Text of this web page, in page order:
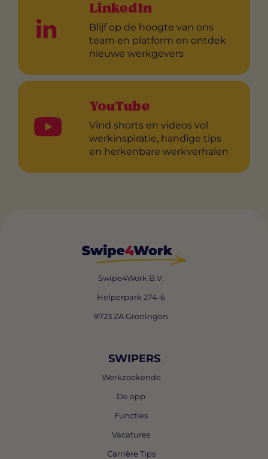
LinkedIn
Blijf op de hoogte van ons
team en platform en ontdek
nieuwe werkgevers
YouTube
Vind shorts en videos vol
werkinspiratie, handige tips
en herkenbare werkverhalen
Swipe4Work B.V.
Helperpark 274-6
9723 ZA Groningen
SWIPERS
Werkzoekende
De app
Functies
Vacatures
Carrière Tips